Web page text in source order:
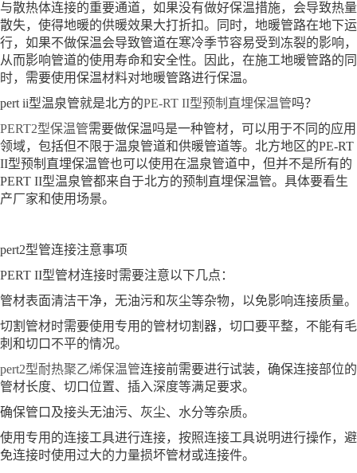
与散热体连接的重要通道，如果没有做好保温措施，会导致热量
散失，使得地暖的供暖效果大打折扣。同时，地暖管路在地下运
行，如果不做保温会导致管道在寒冷季节容易受到冻裂的影响，
从而影响管道的使用寿命和安全性。因此，在施工地暖管路的同
时，需要使用保温材料对地暖管路进行保温。
pert ii型温泉管就是北方的PE-RT II型预制直埋保温管吗？
PERT2型保温管需要做保温吗是一种管材，可以用于不同的应用
领域，包括但不限于温泉管道和供暖管道等。北方地区的PE-RT
II型预制直埋保温管也可以使用在温泉管道中，但并不是所有的
PERT II型温泉管都来自于北方的预制直埋保温管。具体要看生
产厂家和使用场景。
pert2型管连接注意事项
PERT II型管材连接时需要注意以下几点：
管材表面清洁干净，无油污和灰尘等杂物，以免影响连接质量。
切割管材时需要使用专用的管材切割器，切口要平整，不能有毛
刺和切口不平的情况。
pert2型耐热聚乙烯保温管连接前需要进行试装，确保连接部位的
管材长度、切口位置、插入深度等满足要求。
确保管口及接头无油污、灰尘、水分等杂质。
使用专用的连接工具进行连接，按照连接工具说明进行操作，避
免连接时使用过大的力量损坏管材或连接件。